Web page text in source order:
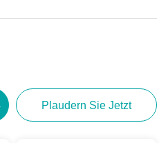
Plaudern Sie Jetzt